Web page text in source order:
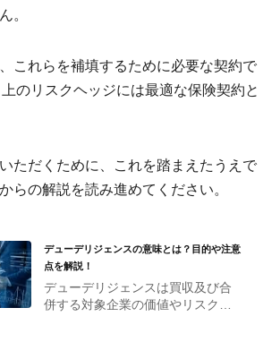
。
これらを補填するために必要な契約で
のリスクヘッジには最適な保険契約と
ただくために、これを踏まえたうえで
らの解説を読み進めてください。
デューデリジェンスの意味とは？目的や注意
点を解説！
デューデリジェンスは買収及び合
併する対象企業の価値やリスク・